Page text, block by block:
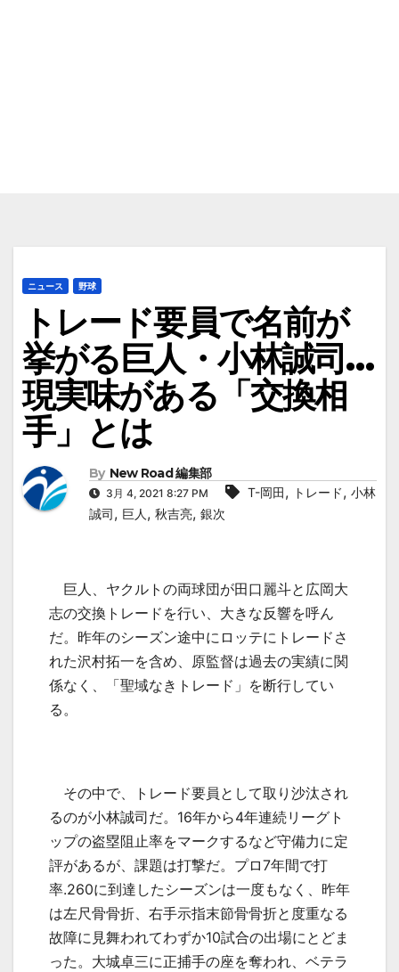
ニュース 野球
トレード要員で名前が
挙がる巨人・小林誠司…
現実味がある「交換相
手」とは
By New Road 編集部
3月 4, 2021 8:27 PM T-岡田, トレード, 小林
誠司, 巨人 , 秋吉亮, 銀次
巨人、ヤクルトの両球団が田口麗斗と広岡大
志の交換トレードを行い、大きな反響を呼ん
だ。昨年のシーズン途中にロッテにトレードさ
れた沢村拓一を含め、原監督は過去の実績に関
係なく、「聖域なきトレード」を断行してい
る。
その中で、トレード要員として取り沙汰され
るのが小林誠司だ。 16年から4年連続リーグト
ップの盗塁阻止率をマークするなど守備力に定
評があるが、課題は打撃だ。プロ7年間で打
率.260に到達したシーズンは一度もなく、昨年
は左尺骨骨折、右手示指末節骨骨折と度重なる
故障に見舞われてわずか10試合の出場にとどま
った。大城卓三に正捕手の座を奪われ、ベテラ